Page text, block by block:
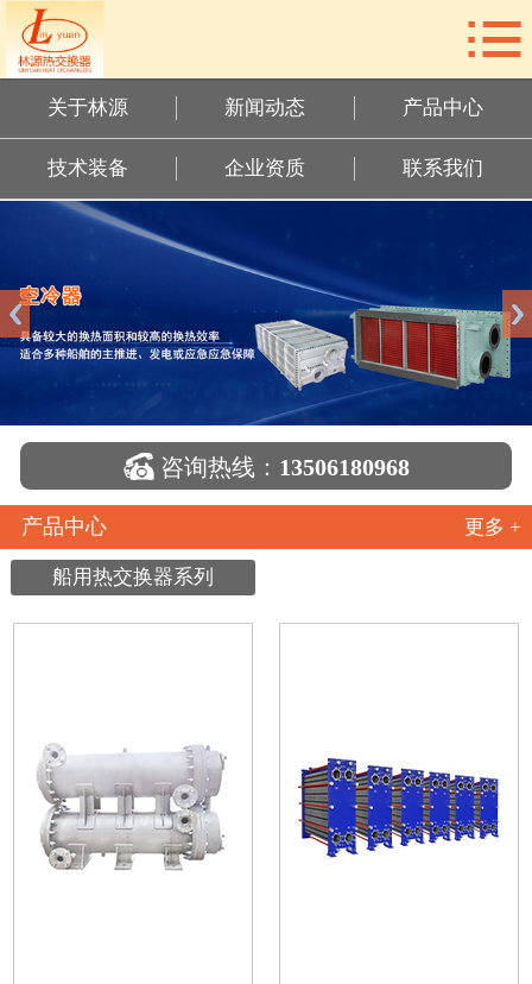
企业资质
联系我们

关于林源 新闻动态 产品中心
技术装备 企业资质 联系我们
 咨询热线： 13506180968
产品中心 更多 +
船用热交换器系列